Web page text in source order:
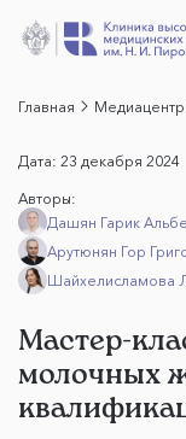
Главная Медиацентр
Дата: 23 декабря 2024
Авторы:
Дашян Гарик
Арутюнян Гор
Шайхелисламова
Мастер-
молочных